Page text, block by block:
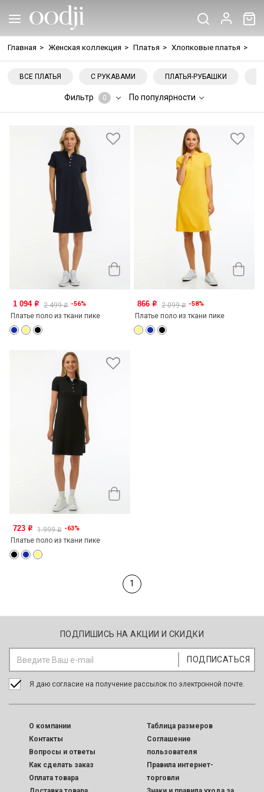
Главная > Женская коллекция > Платья > Хлопковые платья >
ВСЕ ПЛАТЬЯ С РУКАВАМИ ПЛАТЬЯ-РУБАШКИ
Фильтр 0 По популярности
1 094 o 2 499o -56%
Платье поло из ткани пике
866 o 2 099o -58%
Платье поло из ткани пике
723 o 1 999o -63%
Платье поло из ткани пике
1
ПОДПИШИСЬ НА АКЦИИ И СКИДКИ
Я даю согласие на получение рассылок по электронной почте.
O компании
Контакты
Вопросы и ответы
Как сделать заказ
Оплата товара
Таблица размеров
Соглашение
пользователя
Правила интернет-
торговли